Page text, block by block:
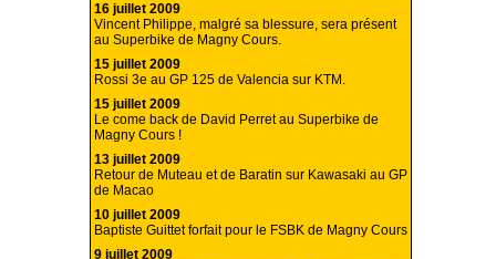
16 juillet 2009
Vincent Philippe, malgré sa blessure, sera présent
au Superbike de Magny Cours.
15 juillet 2009
Rossi 3e au GP 125 de Valencia sur KTM.
15 juillet 2009
Le come back de David Perret au Superbike de
Magny Cours !
13 juillet 2009
Retour de Muteau et de Baratin sur Kawasaki au GP
de Macao
10 juillet 2009
Baptiste Guittet forfait pour le FSBK de Magny Cours
9 juillet 2009